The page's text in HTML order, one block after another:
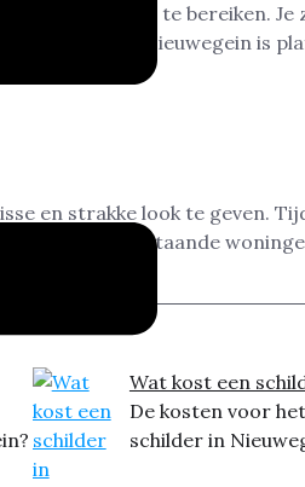
resultaat te bereiken. Je
renovaties in Nieuwegein is
en strakke look te geven.
bestaande
Wat kost een
De kosten voor
schilder in